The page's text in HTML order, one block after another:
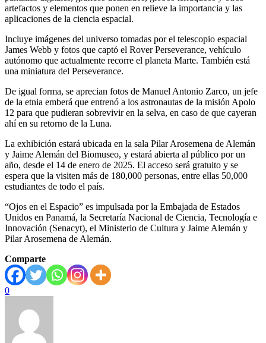
artefactos y elementos que ponen en relieve la importancia y las
aplicaciones de la ciencia espacial.
Incluye imágenes del universo tomadas por el telescopio espacial
James Webb y fotos que captó el Rover Perseverance, vehículo
autónomo que actualmente recorre el planeta Marte. También está
una miniatura del Perseverance.
De igual forma, se aprecian fotos de Manuel Antonio Zarco, un jefe
de la etnia emberá que entrenó a los astronautas de la misión Apolo
12 para que pudieran sobrevivir en la selva, en caso de que cayeran
ahí en su retorno de la Luna.
La exhibición estará ubicada en la sala Pilar Arosemena de Alemán
y Jaime Alemán del Biomuseo, y estará abierta al público por un
año, desde el 14 de enero de 2025. El acceso será gratuito y se
espera que la visiten más de 180,000 personas, entre ellas 50,000
estudiantes de todo el país.
“Ojos en el Espacio” es impulsada por la Embajada de Estados
Unidos en Panamá, la Secretaría Nacional de Ciencia, Tecnología e
Innovación (Senacyt), el Ministerio de Cultura y Jaime Alemán y
Pilar Arosemena de Alemán.
Comparte
0